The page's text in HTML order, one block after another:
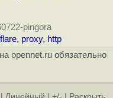
pingora
, proxy, http
opennet.ru обязательно